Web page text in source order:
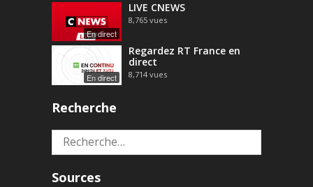
En direct
LIVE CNEWS
8,765 vues
En direct
Regardez RT France en
direct
8,714 vues
Recherche
Rechercher :
Sources